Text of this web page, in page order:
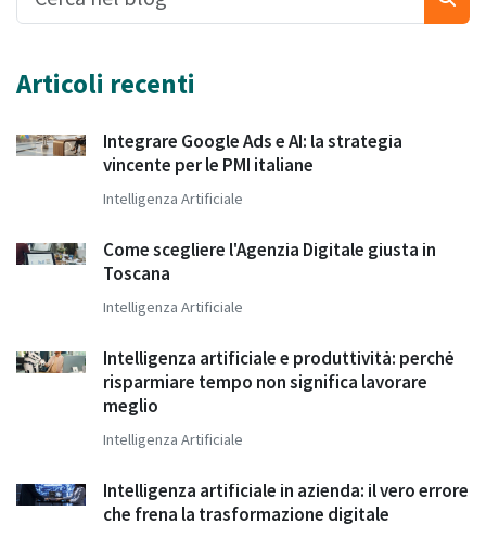
Articoli recenti
Integrare Google Ads e AI: la strategia
vincente per le PMI italiane
Intelligenza Artificiale
Come scegliere l'Agenzia Digitale giusta in
Toscana
Intelligenza Artificiale
Intelligenza artificiale e produttività: perché
risparmiare tempo non significa lavorare
meglio
Intelligenza Artificiale
Intelligenza artificiale in azienda: il vero errore
che frena la trasformazione digitale